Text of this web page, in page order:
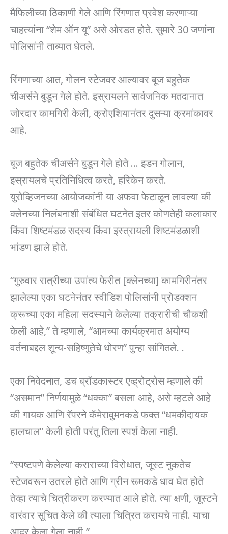
मैफिलीच्या ठिकाणी गेले आणि रिंगणात प्रवेश करणाऱ्या
चाहत्यांना “शेम ऑन यू” असे ओरडत होते. सुमारे 30 जणांना
पोलिसांनी ताब्यात घेतले.
रिंगणाच्या आत, गोलन स्टेजवर आल्यावर बूज बहुतेक
चीअर्सने बुडून गेले होते. इस्रायलने सार्वजनिक मतदानात
जोरदार कामगिरी केली, क्रोएशियानंतर दुसऱ्या क्रमांकावर
आहे.
बूज बहुतेक चीअर्सने बुडून गेले होते … इडन गोलान,
इस्रायलचे प्रतिनिधित्व करते, हरिकेन करते.
युरोव्हिजनच्या आयोजकांनी या अफवा फेटाळून लावल्या की
क्लेनच्या निलंबनाशी संबंधित घटनेत इतर कोणतेही कलाकार
किंवा शिष्टमंडळ सदस्य किंवा इस्त्रायली शिष्टमंडळाशी
भांडण झाले होते.
“गुरुवार रात्रीच्या उपांत्य फेरीत [क्लेनच्या] कामगिरीनंतर
झालेल्या एका घटनेनंतर स्वीडिश पोलिसांनी प्रोडक्शन
क्रूच्या एका महिला सदस्याने केलेल्या तक्रारीची चौकशी
केली आहे,” ते म्हणाले, “आमच्या कार्यक्रमात अयोग्य
वर्तनाबद्दल शून्य-सहिष्णुतेचे धोरण” पुन्हा सांगितले. .
एका निवेदनात, डच ब्रॉडकास्टर एव्ह्रोट्रोस म्हणाले की
“असमान” निर्णयामुळे “धक्का” बसला आहे, असे म्हटले आहे
की गायक आणि रॅपरने कॅमेरावुमनकडे फक्त “धमकीदायक
हालचाल” केली होती परंतु तिला स्पर्श केला नाही.
“स्पष्टपणे केलेल्या कराराच्या विरोधात, जूस्ट नुकतेच
स्टेजवरून उतरले होते आणि ग्रीन रूमकडे धाव घेत होते
तेव्हा त्याचे चित्रीकरण करण्यात आले होते. त्या क्षणी, जूस्टने
वारंवार सूचित केले की त्याला चित्रित करायचे नाही. याचा
आदर केला गेला नाही.”